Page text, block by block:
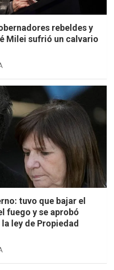
rebeldes y
Milei sufrió un calvario
tuvo que bajar el
fuego y se aprobó
ley de Propiedad